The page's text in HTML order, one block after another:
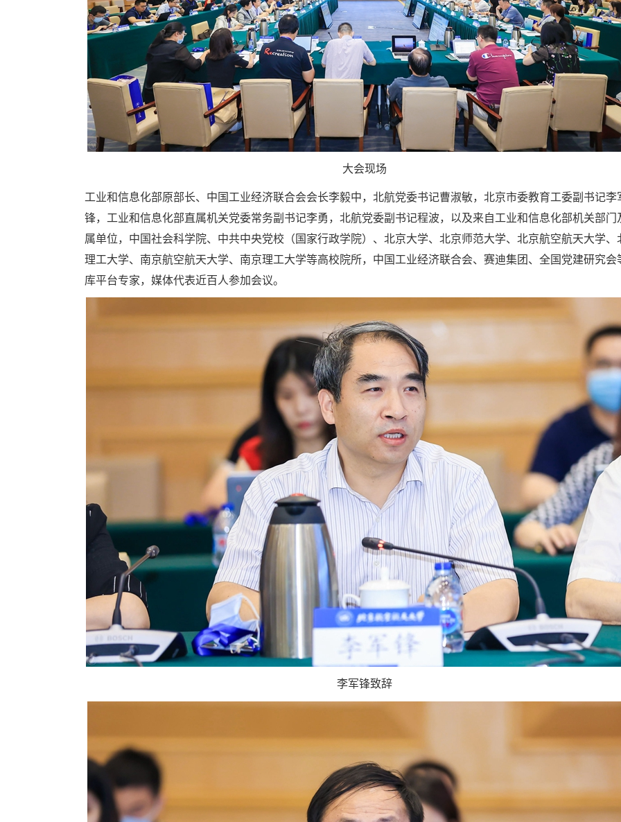
大会现场
工业和信息化部原部长、中国工业经济联合会会长李毅中，北航党委书记曹淑敏，北京市委教育工委副书记李
锋，工业和信息化部直属机关党委常务副书记李勇，北航党委副书记程波，以及来自工业和信息化部机关部门
属单位，中国社会科学院、中共中央党校（国家行政学院）、北京大学、北京师范大学、北京航空航天大学、
理工大学、南京航空航天大学、南京理工大学等高校院所，中国工业经济联合会、赛迪集团、全国党建研究会
库平台专家，媒体代表近百人参加会议。
李军锋致辞